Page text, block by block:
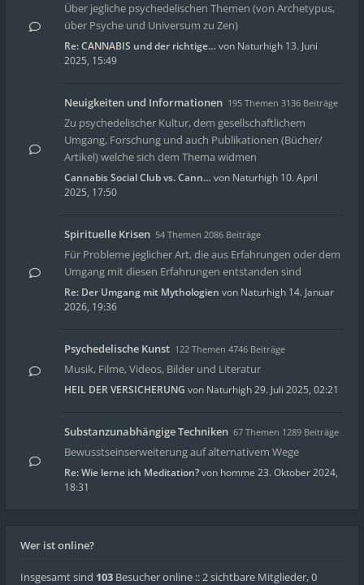
Über jegliche psychedelischen Themen (von Archetypus,
über Psyche und Universum zu Zen)
Re: CANNABIS und der richtige… von Naturhigh 13. Juni
2025, 15:49
Neuigkeiten und Informationen 195 Themen 3136 Beiträge
Zu psychedelischer Kultur, dem gesellschaftlichem
Umgang, Forschung und auch Publikationen (Bücher/
Artikel) welche sich dem Thema widmen
Cannabis Social Club vs. Cann… von Naturhigh 10. April
2025, 17:50
Spirituelle Krisen 54 Themen 2086 Beiträge
Für Probleme jeglicher Art, die aus Erfahrungen oder dem
Umgang mit diesen Erfahrungen entstanden sind
Re: Der Umgang mit Mythologien von Naturhigh 14. Januar
2026, 19:36
Psychedelische Kunst 122 Themen 4746 Beiträge
Musik, Filme, Videos, Bilder und Literatur
HEIL DER VERSICHERUNG von Naturhigh29. Juli 2025, 02:21
Substanzunabhängige Techniken 67 Themen 1289 Beiträge
Bewusstseinserweiterung auf alternativem Wege
Re: Wie lerne ich Meditation?von homme 23. Oktober 2024,
18:31
Wer ist online?
Insgesamt sind 103 Besucher online :: 2 sichtbare Mitglieder, 0